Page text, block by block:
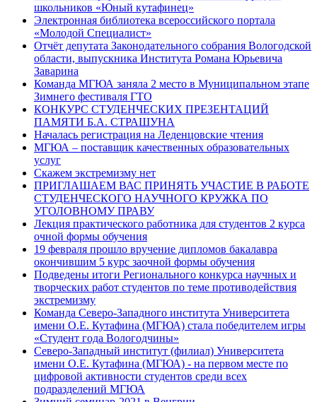
школьников «Юный кутафинец»
Электронная библиотека всероссийского портала
«Молодой Специалист»
Отчёт депутата Законодательного собрания Вологодской
области, выпускника Института Романа Юрьевича
Заварина
Команда МГЮА заняла 2 место в Муниципальном этапе
Зимнего фестиваля ГТО
КОНКУРС СТУДЕНЧЕСКИХ ПРЕЗЕНТАЦИЙ
ПАМЯТИ Б.А. СТРАШУНА
Началась регистрация на Леденцовские чтения
МГЮА – поставщик качественных образовательных
услуг
Скажем экстремизму нет
ПРИГЛАШАЕМ ВАС ПРИНЯТЬ УЧАСТИЕ В РАБОТЕ
СТУДЕНЧЕСКОГО НАУЧНОГО КРУЖКА ПО
УГОЛОВНОМУ ПРАВУ
Лекция практического работника для студентов 2 курса
очной формы обучения
19 февраля прошло вручение дипломов бакалавра
окончившим 5 курс заочной формы обучения
Подведены итоги Регионального конкурса научных и
творческих работ студентов по теме противодействия
экстремизму
Команда Северо-Западного института Университета
имени О.Е. Кутафина (МГЮА) стала победителем игры
«Студент года Вологодчины»
Северо-Западный институт (филиал) Университета
имени О.Е. Кутафина (МГЮА) - на первом месте по
цифровой активности студентов среди всех
подразделений МГЮА